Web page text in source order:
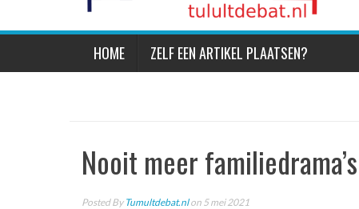
HOME ZELF EEN ARTIKEL PLAATSEN?
Nooit meer
Posted By Tumultdebat.nlon 5 mei 2021